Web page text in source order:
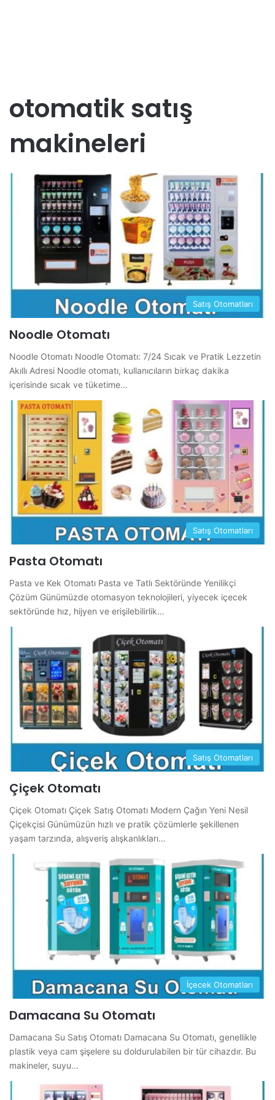
otomatik satış
makineleri
Satış Otomatları
Noodle Otomatı
Noodle Otomatı Noodle Otomatı: 7/24 Sıcak ve Pratik Lezzetin
Akıllı Adresi Noodle otomatı, kullanıcıların birkaç dakika
içerisinde sıcak ve tüketime…
Satış Otomatları
Pasta Otomatı
Pasta ve Kek Otomatı Pasta ve Tatlı Sektöründe Yenilikçi
Çözüm Günümüzde otomasyon teknolojileri, yiyecek içecek
sektöründe hız, hijyen ve erişilebilirlik…
Satış Otomatları
Çiçek Otomatı
Çiçek Otomatı Çiçek Satış Otomatı Modern Çağın Yeni Nesil
Çiçekçisi Günümüzün hızlı ve pratik çözümlerle şekillenen
yaşam tarzında, alışveriş alışkanlıkları…
İçecek Otomatları
Damacana Su Otomatı
Damacana Su Satış Otomatı Damacana Su Otomatı, genellikle
plastik veya cam şişelere su doldurulabilen bir tür cihazdır. Bu
makineler, suyu…